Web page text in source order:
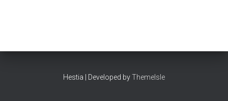
Hestia | Developed byThemeIsle